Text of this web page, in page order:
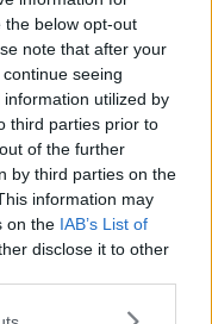
the below opt-out
note that after your
seeing
utilized by
third parties prior to
of the further
by third parties on the
information may
on the IAB’s List of
disclose it to other
one or more Google
nucale. Infine,
gestante può
del
di